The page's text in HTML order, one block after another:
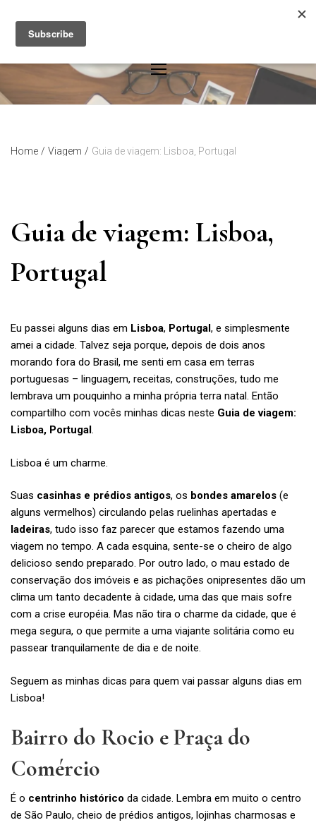
content
Home / Viagem / Guia de viagem: Lisboa, Portugal
Guia de viagem: Lisboa,
Portugal
Eu passei alguns dias em Lisboa, Portugal, e simplesmente
amei a cidade. Talvez seja porque, depois de dois anos
morando fora do Brasil, me senti em casa em terras
portuguesas – linguagem, receitas, construções, tudo me
lembrava um pouquinho a minha própria terra natal. Então
compartilho com vocês minhas dicas neste Guia de viagem:
Lisboa, Portugal.
Lisboa é um charme.
Suas casinhas e prédios antigos, os bondes amarelos (e
alguns vermelhos) circulando pelas ruelinhas apertadas e
ladeiras, tudo isso faz parecer que estamos fazendo uma
viagem no tempo. A cada esquina, sente-se o cheiro de algo
delicioso sendo preparado. Por outro lado, o mau estado de
conservação dos imóveis e as pichações onipresentes dão um
clima um tanto decadente à cidade, uma das que mais sofre
com a crise européia. Mas não tira o charme da cidade, que é
mega segura, o que permite a uma viajante solitária como eu
passear tranquilamente de dia e de noite.
Seguem as minhas dicas para quem vai passar alguns dias em
Lisboa!
Bairro do Rocio e Praça do
Comércio
É o centrinho histórico da cidade. Lembra em muito o centro
de São Paulo, cheio de prédios antigos, lojinhas charmosas e